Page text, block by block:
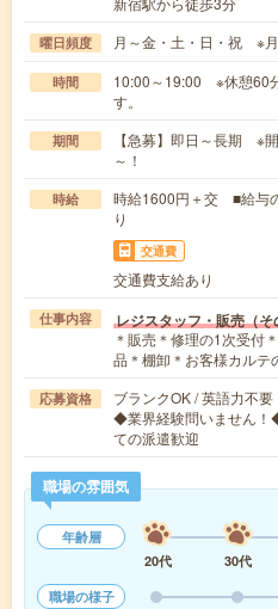
曜日頻度 月～金・土・日・祝 ※月
時間
10:00～19:00 ※休憩60
す。
期間
【急募】即日～長期 ※
～！
時給
時給1600円＋交 ■給与
り
交通費
交通費支給あり
仕事内容 レジスタッフ・販売（そ
＊販売＊修理の1次受付
品＊棚卸＊お客様カル
応募資格
ブランクOK / 英語力不要
◆業界経験問いません
ての派遣歓迎
職場の雰囲気
年齢層
20代
30代
職場の様子